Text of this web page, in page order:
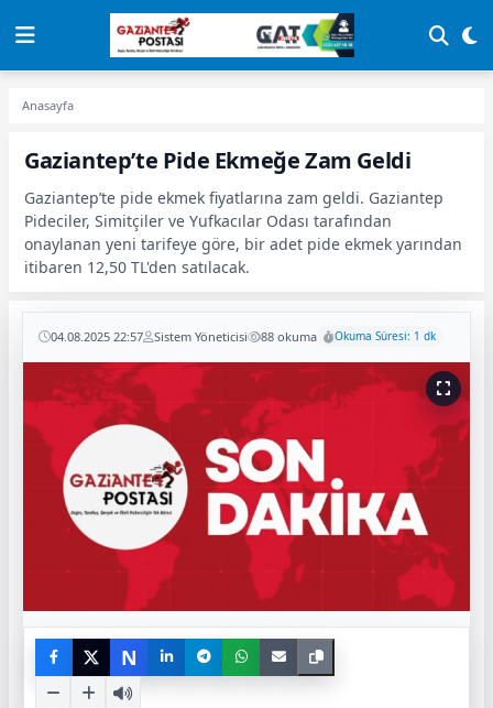
Anasayfa
Gaziantep’te Pide Ekmeğe Zam Geldi
Gaziantep’te pide ekmek fiyatlarına zam geldi. Gaziantep
Pideciler, Simitçiler ve Yufkacılar Odası tarafından
onaylanan yeni tarifeye göre, bir adet pide ekmek yarından
itibaren 12,50 TL'den satılacak.
04.08.2025 22:57 Sistem Yöneticisi 88 okuma Okuma Süresi: 1 dk
N